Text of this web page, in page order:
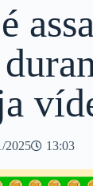
2025 13:03